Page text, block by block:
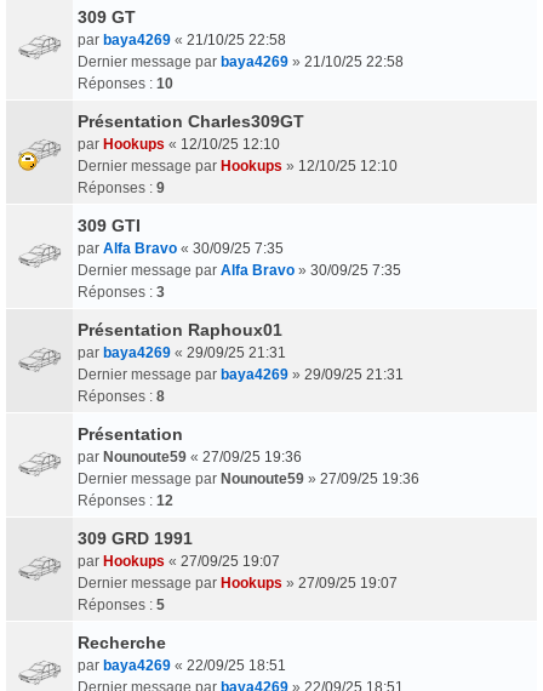
309 GT
par baya4269 « 21/10/25 22:58
Dernier message par baya4269 » 21/10/25 22:58
Réponses : 10
Présentation Charles309GT
par Hookups « 12/10/25 12:10
Dernier message par Hookups » 12/10/25 12:10
Réponses : 9
309 GTI
par Alfa Bravo « 30/09/25 7:35
Dernier message par Alfa Bravo » 30/09/25 7:35
Réponses : 3
Présentation Raphoux01
par baya4269 « 29/09/25 21:31
Dernier message par baya4269 » 29/09/25 21:31
Réponses : 8
Présentation
par Nounoute59 « 27/09/25 19:36
Dernier message par Nounoute59 » 27/09/25 19:36
Réponses : 12
309 GRD 1991
par Hookups « 27/09/25 19:07
Dernier message par Hookups » 27/09/25 19:07
Réponses : 5
Recherche
par baya4269 « 22/09/25 18:51
Dernier message par baya4269 » 22/09/25 18:51